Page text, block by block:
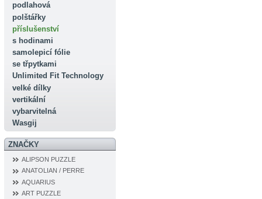
podlahová
polštářky
příslušenství
s hodinami
samolepicí fólie
se třpytkami
Unlimited Fit Technology
velké dílky
vertikální
vybarvitelná
Wasgij
ZNAČKY
ALIPSON PUZZLE
ANATOLIAN / PERRE
AQUARIUS
ART PUZZLE